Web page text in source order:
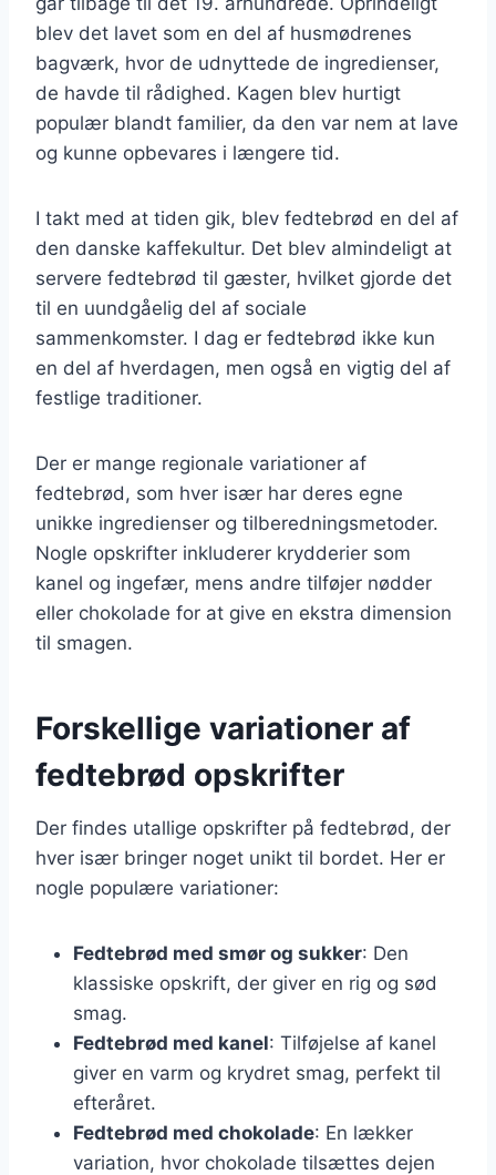
blev det lavet som en del af husmødrenes
bagværk, hvor de udnyttede de ingredienser,
de havde til rådighed. Kagen blev hurtigt
populær blandt familier, da den var nem at lave
og kunne opbevares i længere tid.
I takt med at tiden gik, blev fedtebrød en del af
den danske kaffekultur. Det blev almindeligt at
servere fedtebrød til gæster, hvilket gjorde det
til en uundgåelig del af sociale
sammenkomster. I dag er fedtebrød ikke kun
en del af hverdagen, men også en vigtig del af
festlige traditioner.
Der er mange regionale variationer af
fedtebrød, som hver især har deres egne
unikke ingredienser og tilberedningsmetoder.
Nogle opskrifter inkluderer krydderier som
kanel og ingefær, mens andre tilføjer nødder
eller chokolade for at give en ekstra dimension
til smagen.
Forskellige variationer af
fedtebrød opskrifter
Der findes utallige opskrifter på fedtebrød, der
hver især bringer noget unikt til bordet. Her er
nogle populære variationer:
Fedtebrød med smør og sukker: Den
klassiske opskrift, der giver en rig og sød
smag.
Fedtebrød med kanel: Tilføjelse af kanel
giver en varm og krydret smag, perfekt til
efteråret.
Fedtebrød med chokolade: En lækker
variation, hvor chokolade tilsættes dejen